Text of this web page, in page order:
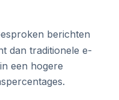
berichten
dan traditionele e-
een hogere